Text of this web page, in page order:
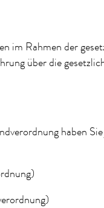
im Rahmen der
über die
haben Sie